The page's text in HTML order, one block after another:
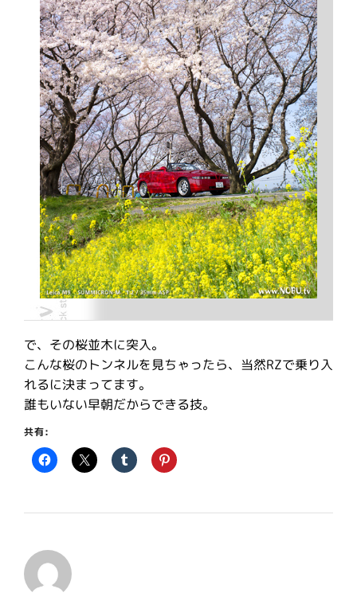
で、その桜並木に突入。
こんな桜のトンネルを見ちゃったら、当然RZで乗り入
れるに決まってます。
誰もいない早朝だからできる技。
共有: